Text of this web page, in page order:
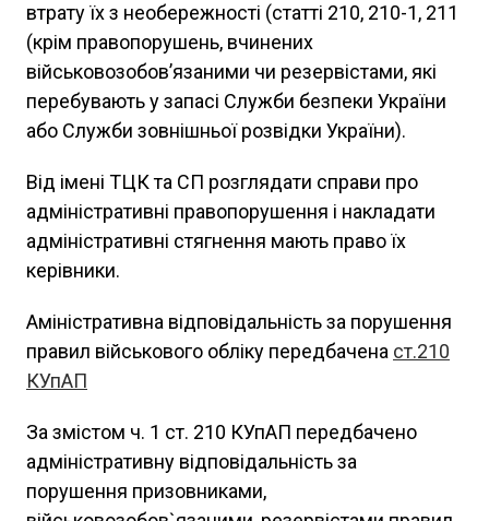
втрату їх з необережності (статті 210, 210-1, 211
(крім правопорушень, вчинених
військовозобов’язаними чи резервістами, які
перебувають у запасі Служби безпеки України
або Служби зовнішньої розвідки України).
Від імені ТЦК та СП розглядати справи про
адміністративні правопорушення і накладати
адміністративні стягнення мають право їх
керівники.
Аміністративна відповідальність за порушення
правил військового обліку передбачена ст.210
КУпАП
За змістом ч. 1 ст. 210 КУпАП передбачено
адміністративну відповідальність за
порушення призовниками,